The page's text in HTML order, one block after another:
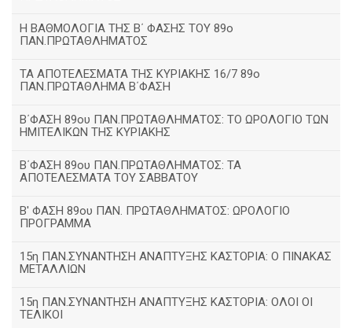
H ΒΑΘΜΟΛΟΓΙΑ ΤΗΣ Β΄ ΦΑΣΗΣ ΤΟΥ 89ο
ΠΑΝ.ΠΡΩΤΑΘΛΗΜΑΤΟΣ
ΤΑ ΑΠΟΤΕΛΕΣΜΑΤΑ ΤΗΣ ΚΥΡΙΑΚΗΣ 16/7 89ο
ΠΑΝ.ΠΡΩΤΑΘΛΗΜΑ Β΄ΦΑΣΗ
Β΄ΦΑΣΗ 89ου ΠΑΝ.ΠΡΩΤΑΘΛΗΜΑΤΟΣ: ΤΟ ΩΡΟΛΟΓΙΟ ΤΩΝ
ΗΜΙΤΕΛΙΚΩΝ ΤΗΣ ΚΥΡΙΑΚΗΣ
Β΄ΦΑΣΗ 89ου ΠΑΝ.ΠΡΩΤΑΘΛΗΜΑΤΟΣ: ΤΑ
ΑΠΟΤΕΛΕΣΜΑΤΑ ΤΟΥ ΣΑΒΒΑΤΟΥ
Β' ΦΑΣΗ 89ου ΠΑΝ. ΠΡΩΤΑΘΛΗΜΑΤΟΣ: ΩΡΟΛΟΓΙΟ
ΠΡΟΓΡΑΜΜΑ
15η ΠΑΝ.ΣΥΝΑΝΤΗΣΗ ΑΝΑΠΤΥΞΗΣ ΚΑΣΤΟΡΙΑ: Ο ΠΙΝΑΚΑΣ
ΜΕΤΑΛΛΙΩΝ
15η ΠΑΝ.ΣΥΝΑΝΤΗΣΗ ΑΝΑΠΤΥΞΗΣ ΚΑΣΤΟΡΙΑ: ΟΛΟΙ ΟΙ
ΤΕΛΙΚΟΙ